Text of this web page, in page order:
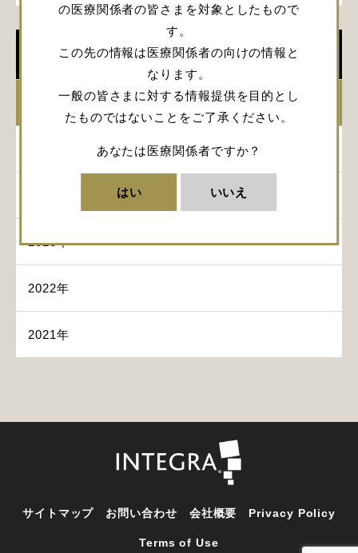
の医療関係者の皆さまを対象としたもので
す。
この先の情報は医療関係者の向けの情報と
なります。
一般の皆さまに対する情報提供を目的とし
たものではないことをご了承ください。
あなたは医療関係者ですか？
はい いいえ
学会開催情報
2023年
2022年
2021年
サイトマップ お問い合わせ 会社概要 Privacy Policy
Terms of Use